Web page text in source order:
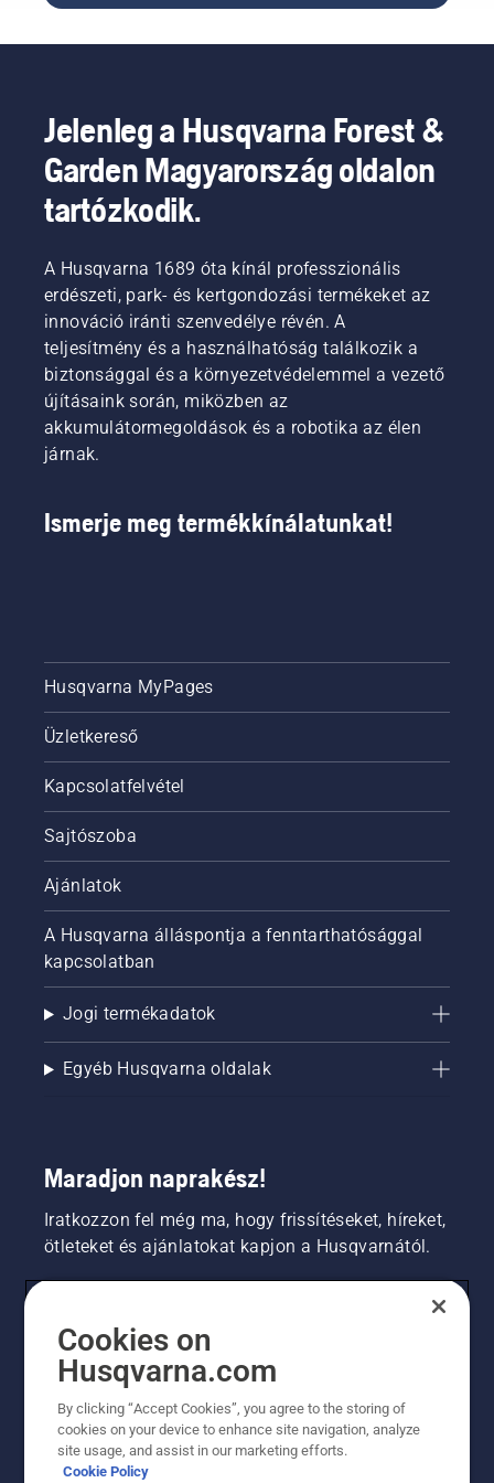
fűszegélyvágót?
amelyek
megválaszolása
elvezeti
a helyes
választáshoz.
késre
meg a
videót,
és
kövesse
ezeket
lépéseket.
A pad
mindig
hasznos
a
munkához,
és így
elkerülheti,
ejtse.
akkumulátoros a
Jelenleg a Husqvarna Forest &
Garden Magyarország oldalon
tartózkodik.
A Husqvarna 1689 óta kínál professzionális
erdészeti, park- és kertgondozási termékeket az
innováció iránti szenvedélye révén. A
teljesítmény és a használhatóság találkozik a
biztonsággal és a környezetvédelemmel a vezető
újításaink során, miközben az
akkumulátormegoldások és a robotika az élen
járnak.
Ismerje meg termékkínálatunkat!
Husqvarna MyPages
Üzletkereső
Kapcsolatfelvétel
Sajtószoba
Ajánlatok
A Husqvarna álláspontja a fenntarthatósággal
kapcsolatban
Jogi termékadatok
Egyéb Husqvarna oldalak
Maradjon naprakész!
Iratkozzon fel még ma, hogy frissítéseket, híreket,
ötleteket és ajánlatokat kapjon a Husqvarnától.
PROFESSZIONÁLIS
Cookies on
Husqvarna.com
By clicking “Accept Cookies”, you agree to the storing of
cookies on your device to enhance site navigation, analyze
site usage, and assist in our marketing efforts.
Cookie Policy